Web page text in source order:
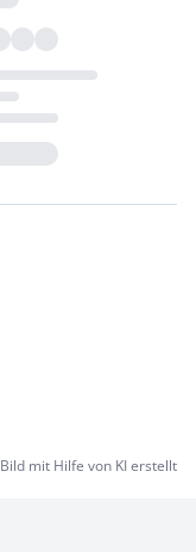
Bild mit Hilfe von KI erstellt